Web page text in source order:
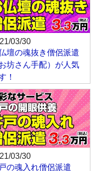
03/30
壇の魂抜き僧侶派遣
お坊さん手配）が人気
！
03/30
の魂入れ僧侶派遣